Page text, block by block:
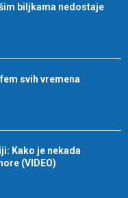
biljkama nedostaje
svih vremena
Kako je nekada
(VIDEO)